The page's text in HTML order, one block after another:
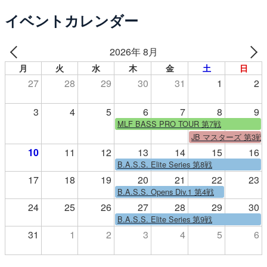
イベントカレンダー
2026年 8月
月 火 水 木 金 土 日
27 28 29 30 31 1 2
3 4 5 6 7 8 9
MLF BASS PRO TOUR 第7戦
JB マスターズ 第3戦
10 11 12 13 14 15 16
B.A.S.S. Elite Series 第8戦
17 18 19 20 21 22 23
B.A.S.S. Opens Div.1 第4戦
24 25 26 27 28 29 30
B.A.S.S. Elite Series 第9戦
31 1 2 3 4 5 6